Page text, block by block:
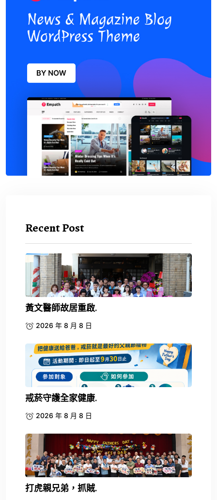
Recent Post
黃文醫師故居重啟.
2026 年 8 月 8 日
戒菸守護全家健康.
2026 年 8 月 8 日
打虎親兄弟，抓賊.